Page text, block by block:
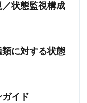
／状態監視構成
類に対する状態
ガイド